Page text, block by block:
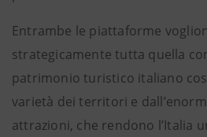
Entrambe le piattaforme
strategicamente tutta quella
patrimonio turistico italiano
varietà dei territori e
attrazioni, che rendono l’Italia